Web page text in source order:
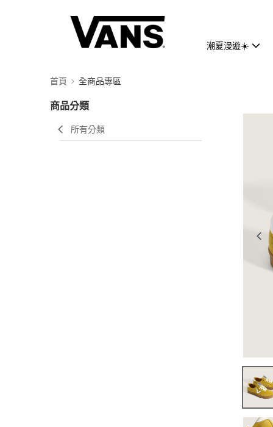
潮夏漫遊☀️
首頁 全商品專區
商品分類
所有分類